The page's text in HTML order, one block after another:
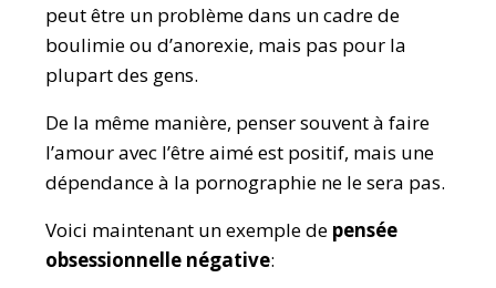
peut être un problème dans un cadre de
boulimie ou d’anorexie, mais pas pour la
plupart des gens.
De la même manière, penser souvent à faire
l’amour avec l’être aimé est positif, mais une
dépendance à la pornographie ne le sera pas.
Voici maintenant un exemple de pensée
obsessionnelle négative: